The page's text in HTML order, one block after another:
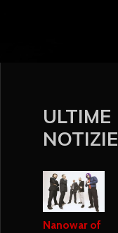
ULTIME
NOTIZIE
Nanowar of